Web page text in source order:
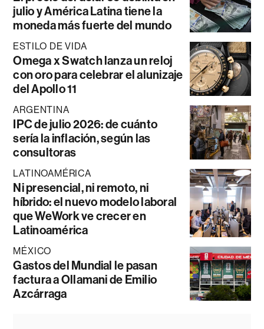
julio y América Latina tiene la
moneda más fuerte del mundo
ESTILO DE VIDA
Omega x Swatch lanza un reloj
con oro para celebrar el alunizaje
del Apollo 11
ARGENTINA
IPC de julio 2026: de cuánto
sería la inflación, según las
consultoras
LATINOAMÉRICA
Ni presencial, ni remoto, ni
híbrido: el nuevo modelo laboral
que WeWork ve crecer en
Latinoamérica
MÉXICO
Gastos del Mundial le pasan
factura a Ollamani de Emilio
Azcárraga